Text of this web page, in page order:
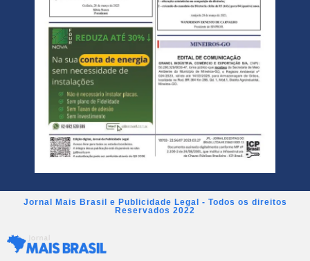
Jornal Mais Brasil e Publicidade Legal - Todos os direitos
Reservados 2022